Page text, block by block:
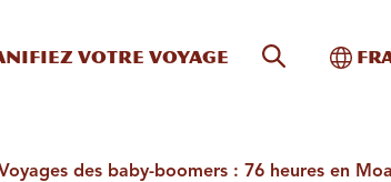
votre voyage
des baby-boomers : 76 heures en